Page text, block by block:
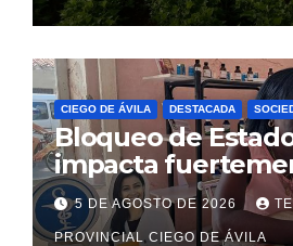
CIEGO DE ÁVILA DESTACADA
Bloqueo de
impacta
acceso a
esenciales
5 DE AGOSTO DE 2026
PROVINCIAL CIEGO DE ÁVILA